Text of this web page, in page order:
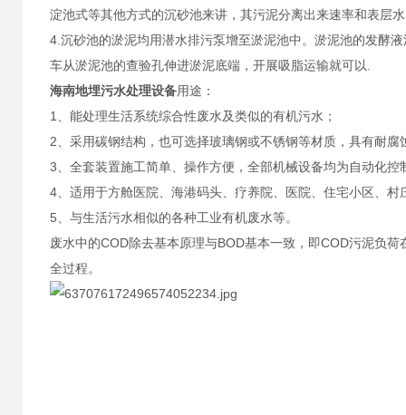
淀池式等其他方式的沉砂池来讲，其污泥分离出来速率和表层
4.沉砂池的淤泥均用潜水排污泵增至淤泥池中。淤泥池的发酵
车从淤泥池的查验孔伸进淤泥底端，开展吸脂运输就可以.
海南地埋污水处理设备用途：
1、能处理生活系统综合性废水及类似的有机污水；
2、采用碳钢结构，也可选择玻璃钢或不锈钢等材质，具有耐腐
3、全套装置施工简单、操作方便，全部机械设备均为自动化控
4、适用于方舱医院、海港码头、疗养院、医院、住宅小区、
5、与生活污水相似的各种工业有机废水等。
废水中的COD除去基本原理与BOD基本一致，即COD污泥负
全过程。